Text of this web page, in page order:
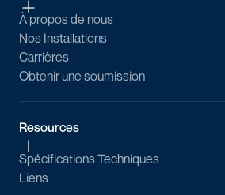
À propos de nous
Nos Installations
Carrières
Obtenir une soumission
Resources
Spécifications Techniques
Liens